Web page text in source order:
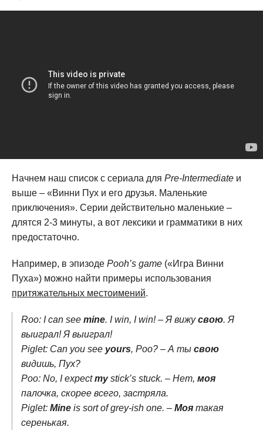
Начнем наш список с сериала для Pre-Intermediate и
выше – «Винни Пух и его друзья. Маленькие
приключения». Серии действительно маленькие –
длятся 2-3 минуты, а вот лексики и грамматики в них
предостаточно.
Например, в эпизоде Pooh’s game («Игра Винни
Пуха») можно найти примеры использования
притяжательных местоимений.
Roo: I can see mine. I win, I win! – Я вижусвою. Я
выиграл! Я выиграл!
Piglet: Can you see yours, Poo? – А ты свою
видишь, Пух?
Poo: No, I expectmystick’s stuck. – Нет, моя
палочка, скорее всего, застряла.
Piglet: Mine is sort of grey-ish one. – Моя такая
серенькая.